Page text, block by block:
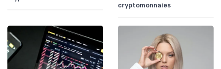
cryptomonnaies